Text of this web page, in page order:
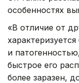
особенностях
«В отличие от
и
быстрое его
более заразен,